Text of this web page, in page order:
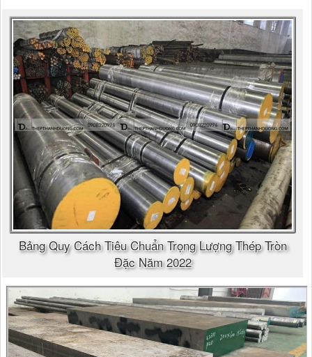
Bảng Quy Cách Tiêu Chuẩn Trọng Lượng Thép Tròn
Đặc Năm 2022